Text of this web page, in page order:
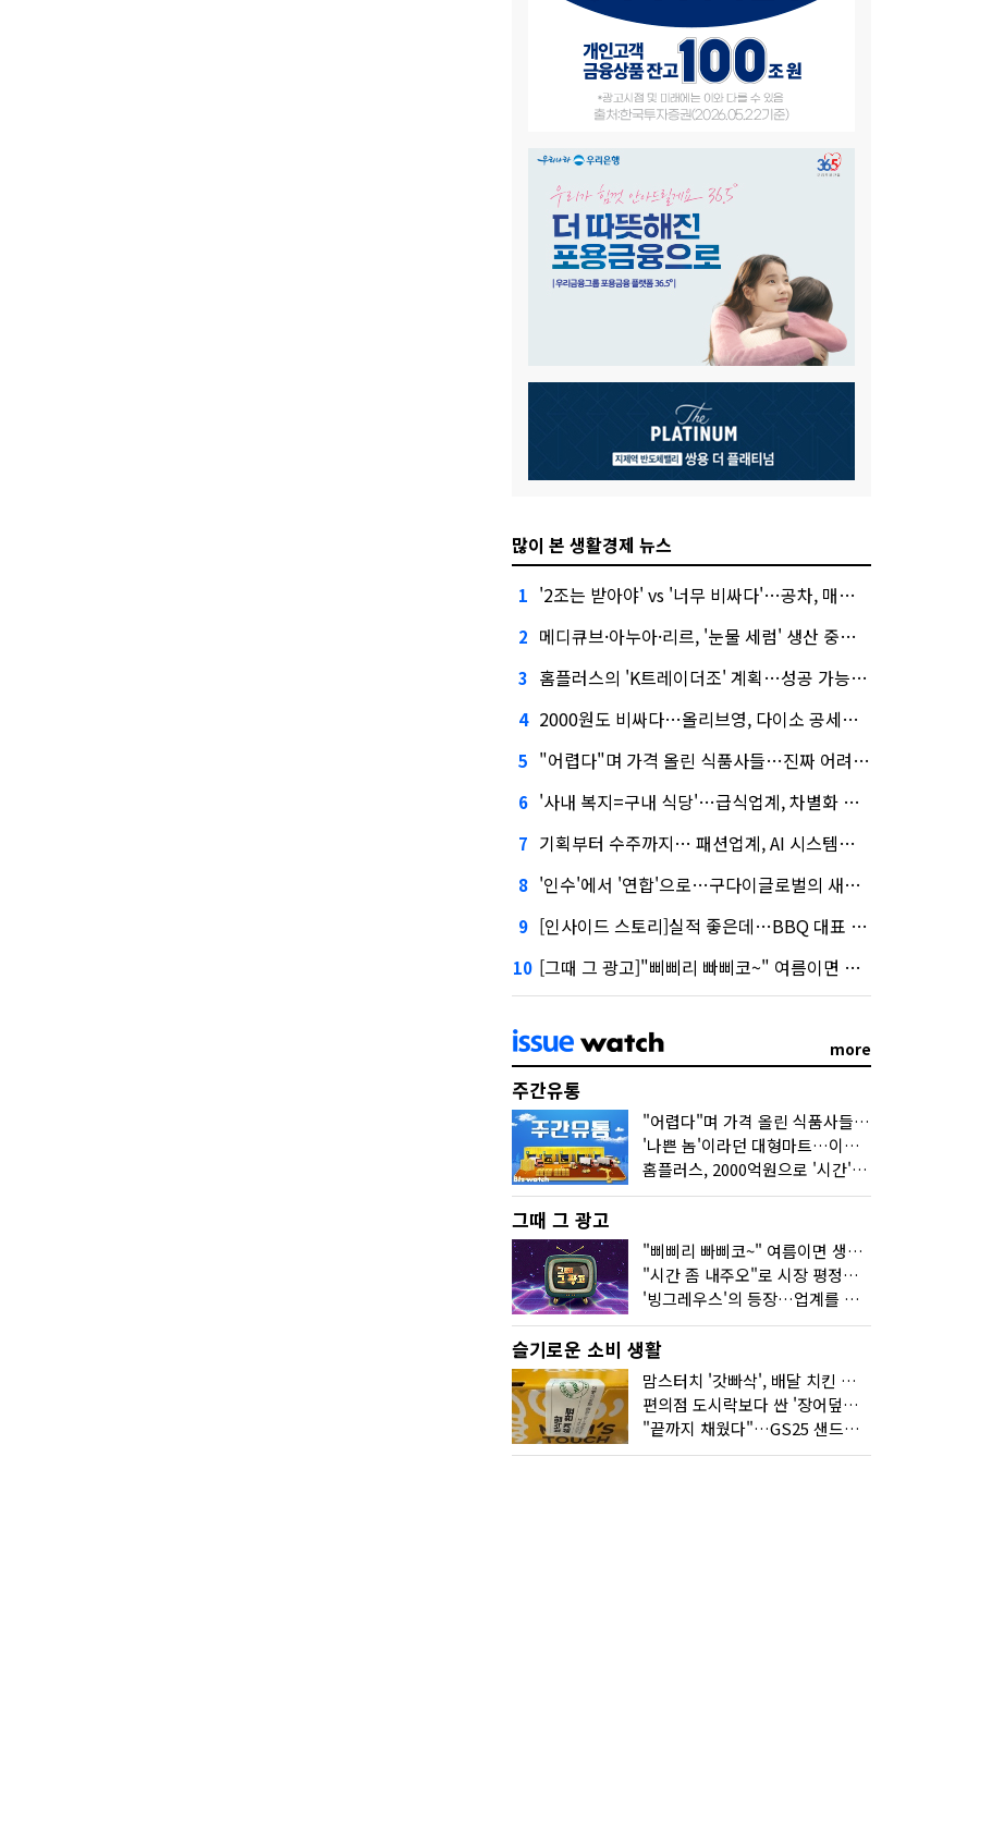
많이 본 생활경제 뉴스
1 '2조는 받아야' vs '너무 비싸다'…공차, 매각 성공할까
2 메디큐브·아누아·리르, '눈물 세럼' 생산 중단한다
3 홈플러스의 'K트레이더조' 계획…성공 가능성은 '글쎄'
4 2000원도 비싸다…올리브영, 다이소 공세에 '가성비'로 맞불
5 "어렵다"며 가격 올린 식품사들…진짜 어려운 거 맞아?
6 '사내 복지=구내 식당'…급식업계, 차별화 경쟁 본격화
7 기획부터 수주까지… 패션업계, AI 시스템화 박차
8 '인수'에서 '연합'으로…구다이글로벌의 새로운 투자법
9 [인사이드 스토리]실적 좋은데…BBQ 대표 '파리목숨'된 이유
10 [그때 그 광고]"삐삐리 빠삐코~" 여름이면 생각나는 그 노래
more
주간유통
"어렵다"며 가격 올린 식품사들…진짜 어려운 거 맞아?
'나쁜 놈'이라던 대형마트…이젠 '불쌍한 놈' 됐다
홈플러스, 2000억원으로 '시간'을 샀다
그때 그 광고
"삐삐리 빠삐코~" 여름이면 생각나는 그 노래
"시간 좀 내주오"로 시장 평정한 하이마트
'빙그레우스'의 등장…업계를 흔든 '세계관' 마케팅
슬기로운 소비 생활
맘스터치 '갓빠삭', 배달 치킨 선입견을 바꿨다
편의점 도시락보다 싼 '장어덮밥'…오뚜기가 해냈다
"끝까지 채웠다"…GS25 샌드위치의 달라진 '속'사정